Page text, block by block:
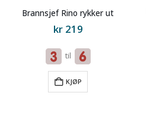
Brannsjef Rino rykker ut
kr219
til
KJØP